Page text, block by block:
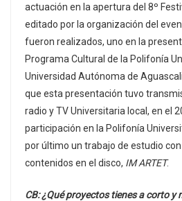
actuación en la apertura del 8º
editado por la organización del
fueron realizados, uno en la
Programa Cultural de la Polifonía
Universidad Autónoma de
que esta presentación tuvo
radio y TV Universitaria local, en el
participación en la Polifonía
por último un trabajo de estudio
contenidos en el disco, IM ARTET.
CB: ¿Qué proyectos tienes a corto y